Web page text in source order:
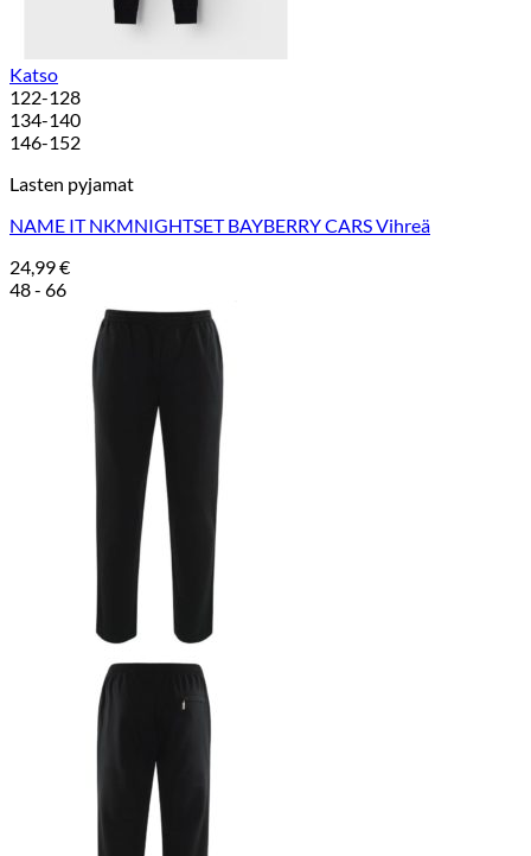
Katso
122-128
134-140
146-152
Lasten pyjamat
NAME IT NKMNIGHTSET BAYBERRY CARS Vihreä
24,99€
48 - 66